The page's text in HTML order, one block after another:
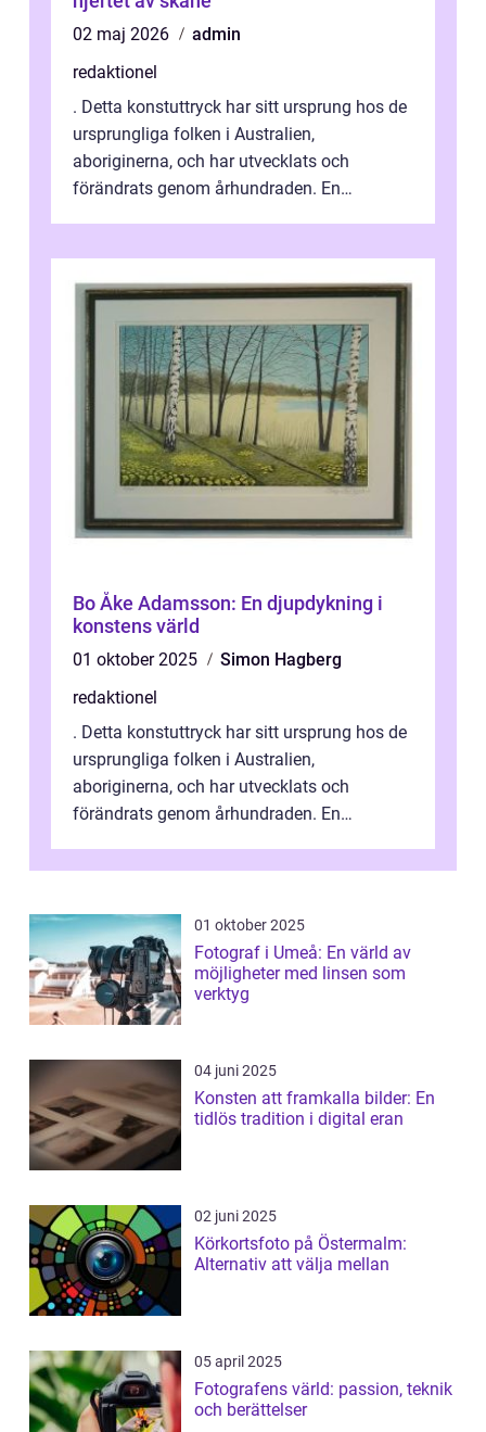
02 maj 2026
admin
redaktionel
. Detta konstuttryck har sitt ursprung hos de
ursprungliga folken i Australien,
aboriginerna, och har utvecklats och
förändrats genom århundraden. En
Bo Åke Adamsson: En djupdykning i
konstens värld
01 oktober 2025
Simon Hagberg
redaktionel
. Detta konstuttryck har sitt ursprung hos de
ursprungliga folken i Australien,
aboriginerna, och har utvecklats och
förändrats genom århundraden. En
”aborig...
01 oktober 2025
Fotograf i Umeå: En värld av
möjligheter med linsen som
verktyg
04 juni 2025
Konsten att framkalla bilder: En
tidlös tradition i digital eran
02 juni 2025
Körkortsfoto på Östermalm:
Alternativ att välja mellan
05 april 2025
Fotografens värld: passion, teknik
och berättelser